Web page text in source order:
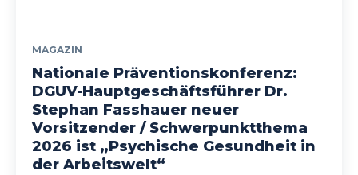
MAGAZIN
Nationale Präventionskonferenz:
DGUV-Hauptgeschäftsführer Dr.
Stephan Fasshauer neuer
Vorsitzender / Schwerpunktthema
2026 ist „Psychische Gesundheit in
der Arbeitswelt“